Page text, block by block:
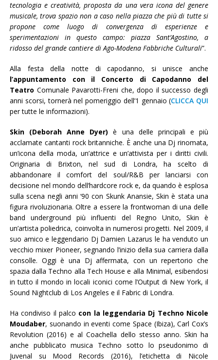
tecnologia e creatività, proposta da una vera icona del genere
musicale, trova spazio non a caso nella piazza che più di tutte si
propone come luogo di convergenza di esperienze e
sperimentazioni in questo campo: piazza Sant’Agostino, a
ridosso del grande cantiere di Ago-Modena Fabbriche Culturali”.
Alla festa della notte di capodanno, si unisce anche
l’appuntamento con il Concerto di Capodanno del
Teatro Comunale Pavarotti-Freni che, dopo il successo degli
anni scorsi, tornerà nel pomeriggio dell’1 gennaio (CLICCA QUI
per tutte le informazioni).
Skin (Deborah Anne Dyer) è una delle principali e più
acclamate cantanti rock britanniche. È anche una Dj rinomata,
un’icona della moda, un’attrice e un’attivista per i diritti civili.
Originaria di Brixton, nel sud di Londra, ha scelto di
abbandonare il comfort del soul/R&B per lanciarsi con
decisione nel mondo dell’hardcore rock e, da quando è esplosa
sulla scena negli anni ‘90 con Skunk Anansie, Skin è stata una
figura rivoluzionaria. Oltre a essere la frontwoman di una delle
band underground più influenti del Regno Unito, Skin è
un’artista poliedrica, coinvolta in numerosi progetti. Nel 2009, il
suo amico e leggendario Dj Damien Lazarus le ha venduto un
vecchio mixer Pioneer, segnando l’inizio della sua carriera dalla
consolle. Oggi è una Dj affermata, con un repertorio che
spazia dalla Techno alla Tech House e alla Minimal, esibendosi
in tutto il mondo in locali iconici come l’Output di New York, il
Sound Nightclub di Los Angeles e il Fabric di Londra.
Ha condiviso il palco con la leggendaria Dj Techno Nicole
Moudaber, suonando in eventi come Space (Ibiza), Carl Cox’s
Revolution (2016) e al Coachella dello stesso anno. Skin ha
anche pubblicato musica Techno sotto lo pseudonimo di
Juvenal su Mood Records (2016), l’etichetta di Nicole